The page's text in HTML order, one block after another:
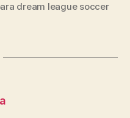
dream league soccer